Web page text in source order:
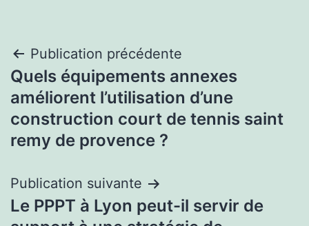
Navigation
de
l’article
Publication précédente
Quels équipements annexes
améliorent l’utilisation d’une
construction court de tennis saint
remy de provence ?
Publication suivante
Le PPPT à Lyon peut-il servir de